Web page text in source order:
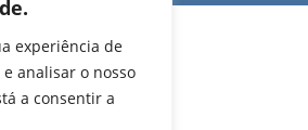
experiência de
analisar o nosso
a consentir a